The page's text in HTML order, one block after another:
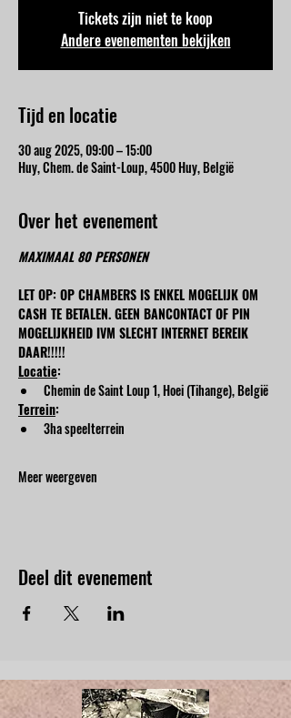
Tickets zijn niet te koop
Andere evenementen bekijken
Tijd en locatie
30 aug 2025, 09:00 – 15:00
Huy, Chem. de Saint-Loup, 4500 Huy, België
Over het evenement
MAXIMAAL 80 PERSONEN
LET OP: OP CHAMBERS IS ENKEL MOGELIJK OM
CASH TE BETALEN. GEEN BANCONTACT OF PIN
MOGELIJKHEID IVM SLECHT INTERNET BEREIK
DAAR!!!!!
Locatie:
Chemin de Saint Loup 1, Hoei (Tihange), België
Terrein:
3ha speelterrein
Meer weergeven
Deel dit evenement